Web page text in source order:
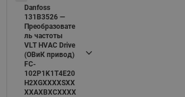
Danfoss
131B3526 —
Преобразовате
ль частоты
VLT HVAC Drive
(ОВиК привод)
FC-
102P1K1T4E20
H2XGXXXXSXX
XXAXBXCXXXX